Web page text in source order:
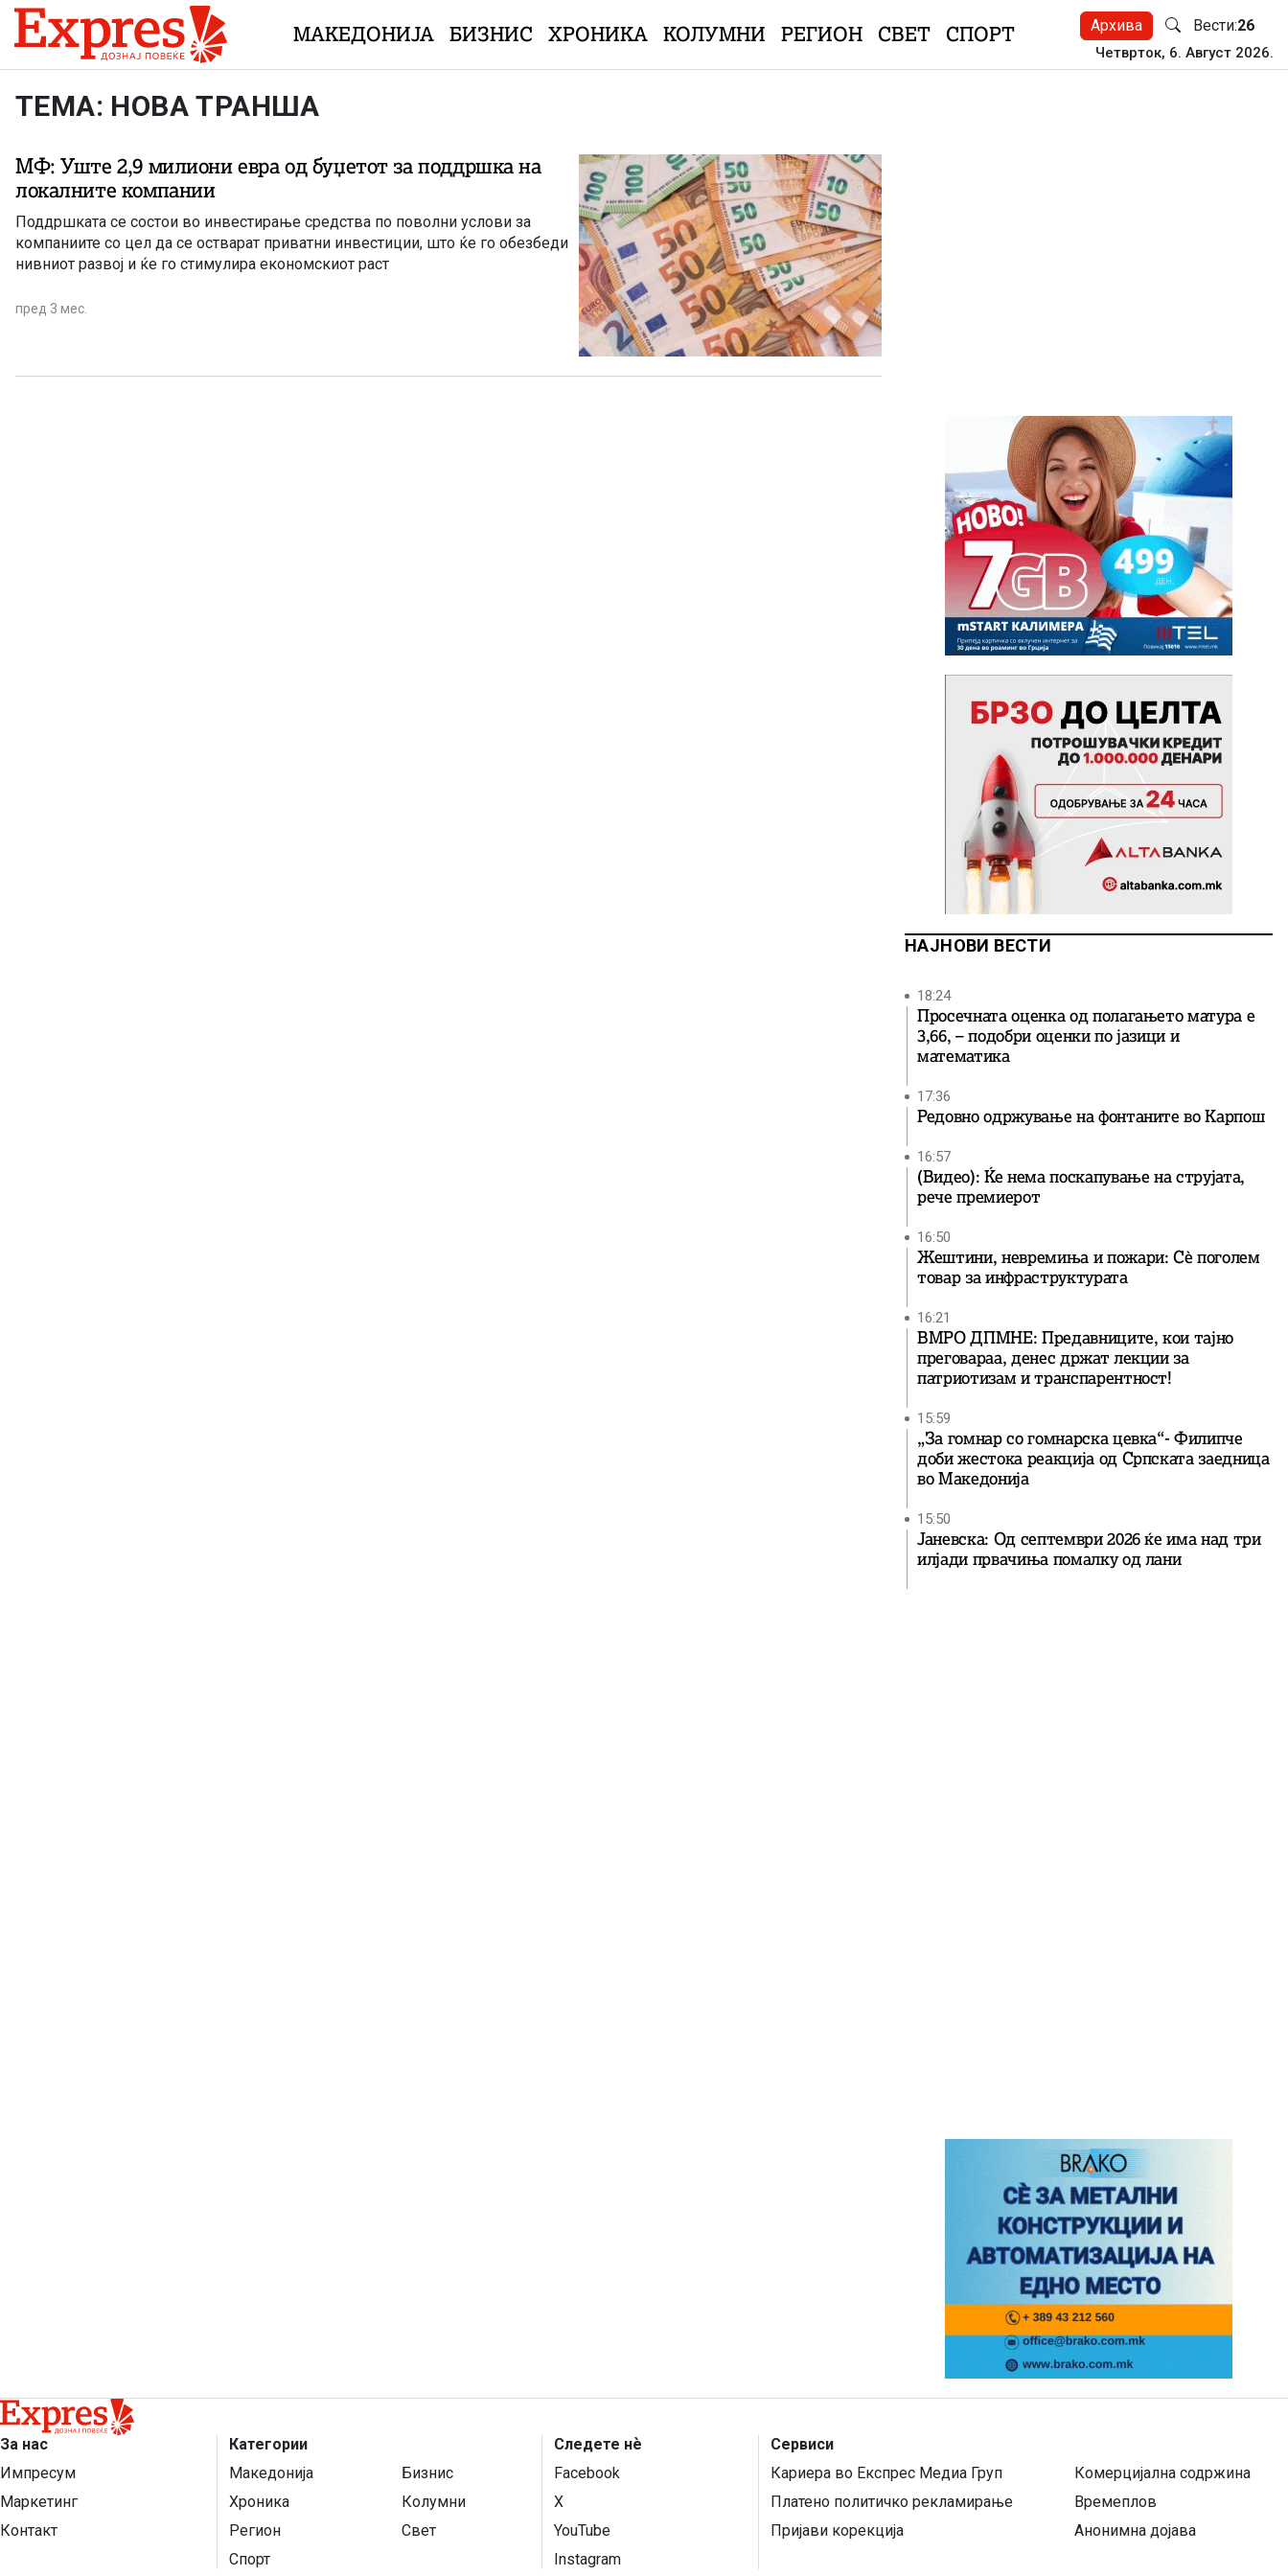
Skip to content
МАКЕДОНИЈА БИЗНИС ХРОНИКА КОЛУМНИ РЕГИОН СВЕТ СПОРТ Архива Вести:26
Четврток, 6. Август 2026.
ТЕМА: НОВА ТРАНША
МФ: Уште 2,9 милиони евра од буџетот за поддршка на
локалните компании
Поддршката се состои во инвестирање средства по поволни услови за
компаниите со цел да се остварат приватни инвестиции, што ќе го обезбеди
нивниот развој и ќе го стимулира економскиот раст
пред 3 мес.
НАЈНОВИ ВЕСТИ
18:24
Просечната оценка од полагањето матура е
3,66, – подобри оценки по јазици и
математика
17:36
Редовно одржување на фонтаните во Карпош
16:57
(Видео): Ќе нема поскапување на струјата,
рече премиерот
16:50
Жештини, невремиња и пожари: Сè поголем
товар за инфраструктурата
16:21
ВМРО ДПМНЕ: Предавниците, кои тајно
преговараа, денес држат лекции за
патриотизам и транспарентност!
15:59
„За гомнар со гомнарска цевка“- Филипче
доби жестока реакција од Српската заедница
во Македонија
15:50
Јаневска: Од септември 2026 ќе има над три
илјади првачиња помалку од лани
За нас
Импресум
Маркетинг
Контакт
Категории
Македонија
Бизнис
Хроника
Колумни
Регион
Свет
Спорт
Следете нѐ
Facebook
X
YouTube
Instagram
Сервиси
Кариера во Експрес Медиа Груп
Комерцијална содржина
Платено политичко рекламирање
Времеплов
Пријави корекција
Анонимна дојава